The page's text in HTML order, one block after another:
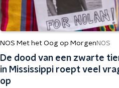
NOS Met het Oog op Morgen NOS
De dood van een zwarte
in Mississippi roept veel
op